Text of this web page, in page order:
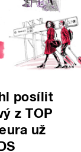
posílit
z TOP
už